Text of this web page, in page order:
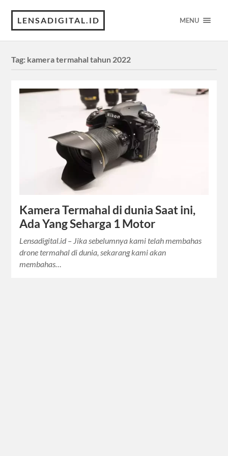
LENSADIGITAL.ID MENU
Tag: kamera termahal tahun 2022
Kamera Termahal di dunia Saat ini,
Ada Yang Seharga 1 Motor
Lensadigital.id – Jika sebelumnya kami telah membahas
drone termahal di dunia, sekarang kami akan
membahas…